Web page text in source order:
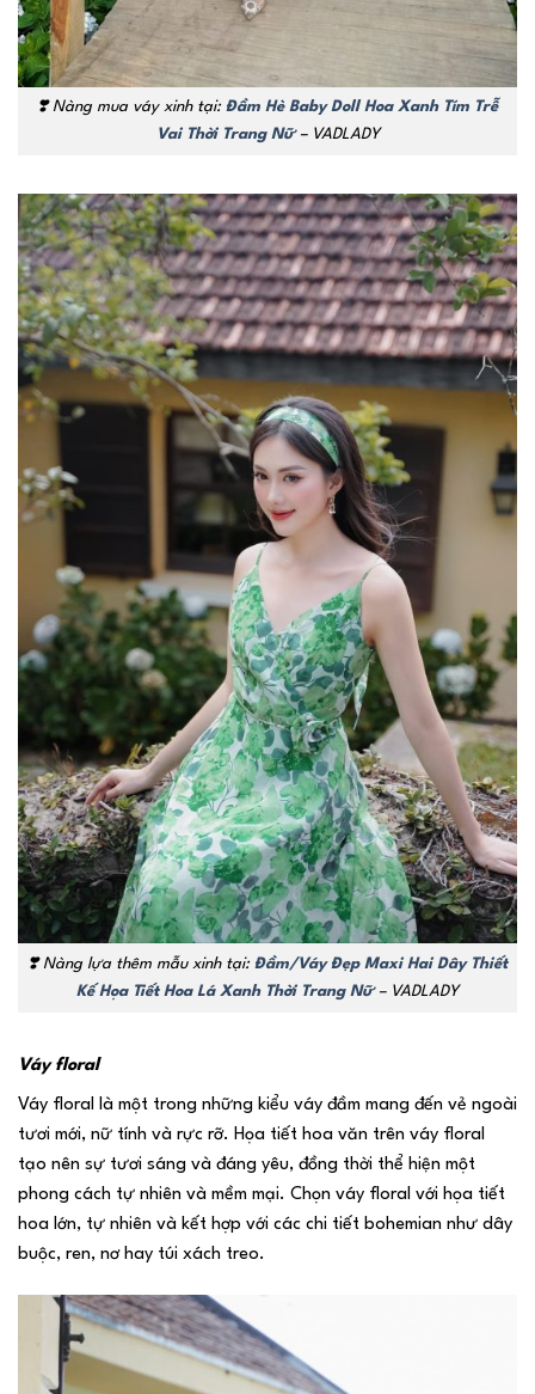
❣️Nàng mua váy xinh tại: Đầm Hè Baby Doll Hoa Xanh Tím Trễ
Vai Thời Trang Nữ– VADLADY
❣️ Nàng lựa thêm mẫu xinh tại: Đầm/Váy Đẹp Maxi Hai Dây Thiết
Kế Họa Tiết Hoa Lá Xanh Thời Trang Nữ– VADLADY
Váy floral
Váy floral là một trong những kiểu váy đầm mang đến vẻ ngoài
tươi mới, nữ tính và rực rỡ. Họa tiết hoa văn trên váy floral
tạo nên sự tươi sáng và đáng yêu, đồng thời thể hiện một
phong cách tự nhiên và mềm mại. Chọn váy floral với họa tiết
hoa lớn, tự nhiên và kết hợp với các chi tiết bohemian như dây
buộc, ren, nơ hay túi xách treo.